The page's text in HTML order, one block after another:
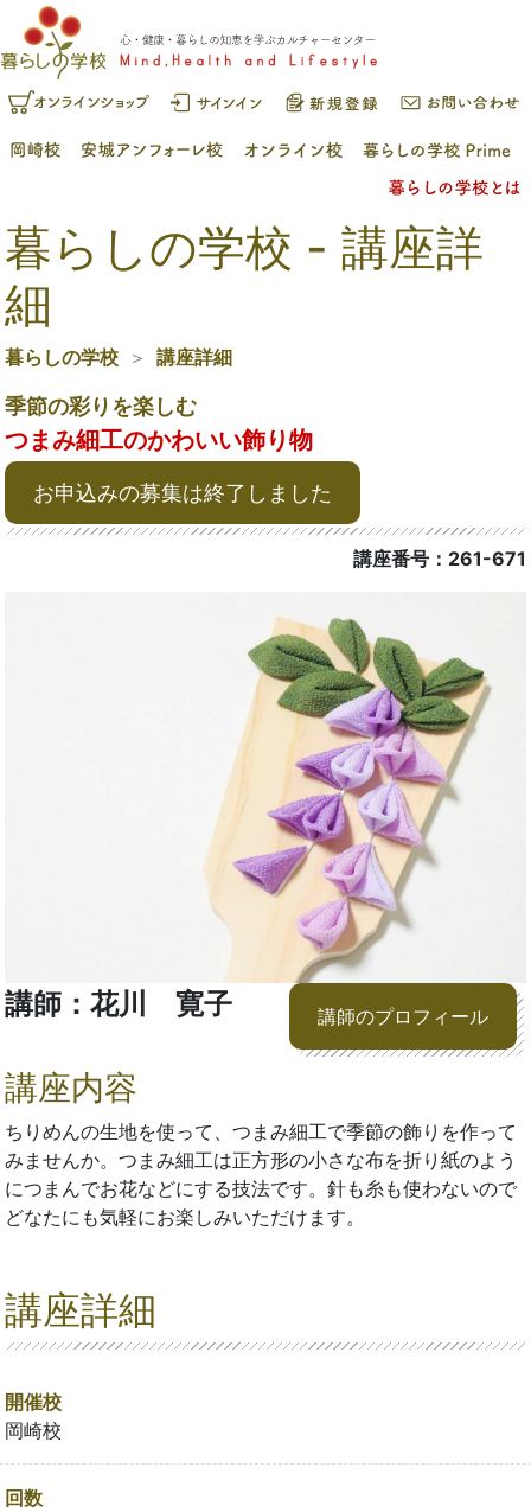
暮らしの学校 - 講座詳
細
暮らしの学校 講座詳細
季節の彩りを楽しむ
つまみ細工のかわいい飾り物
お申込みの募集は終了しました
講座番号：261-671
講師：花川 寛子 講師のプロフィール
講座内容
ちりめんの生地を使って、つまみ細工で季節の飾りを作って
みませんか。つまみ細工は正方形の小さな布を折り紙のよう
につまんでお花などにする技法です。針も糸も使わないので
どなたにも気軽にお楽しみいただけます。
講座詳細
開催校
岡崎校
回数